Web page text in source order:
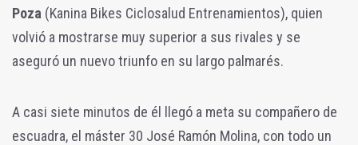
Poza (Kanina Bikes Ciclosalud Entrenamientos), quien
volvió a mostrarse muy superior a sus rivales y se
aseguró un nuevo triunfo en su largo palmarés.
A casi siete minutos de él llegó a meta su compañero de
escuadra, el máster 30 José Ramón Molina, con todo un